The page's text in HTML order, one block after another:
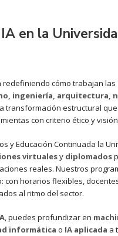
en la
redefiniendo cómo trabajan
ingeniería, arquitectura,
transformación estructural
con criterio ético y
y Educación Continuada la
virtualesy diplomados
reales. Nuestros
con horarios flexibles,
al ritmo del sector.
, puedes profundizar en
informática o IA aplicada a